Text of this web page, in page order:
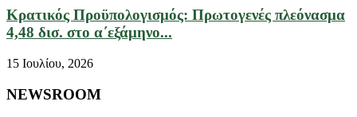
Κρατικός Προϋπολογισμός: Πρωτογενές πλεόνασμα
4,48 δισ. στο α΄εξάμηνο...
15 Ιουλίου, 2026
NEWSROOM